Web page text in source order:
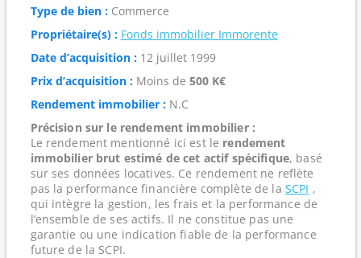
Type de bien :Commerce
Propriétaire(s) : Fonds immobilier Immorente
Date d’acquisition :12 juillet 1999
Prix d’acquisition :Moins de 500 K€
Rendement immobilier :N.C
Précision sur le rendement immobilier :
Le rendement mentionné ici est le rendement
immobilier brut estimé de cet actif spécifique, basé
sur ses données locatives. Ce rendement ne reflète
pas la performance financière complète de la SCPI ,
qui intègre la gestion, les frais et la performance de
l’ensemble de ses actifs. Il ne constitue pas une
garantie ou une indication fiable de la performance
future de la SCPI.